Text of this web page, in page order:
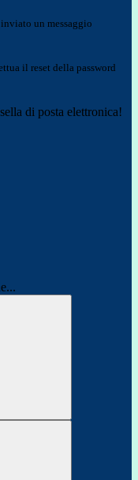
un messaggio
il reset della password
di posta elettronica!